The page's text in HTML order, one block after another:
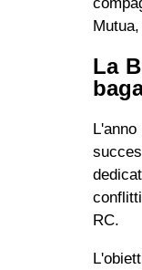
La
RC.